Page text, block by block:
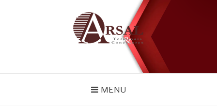
Especialistas em conectores e acessórios
MENU